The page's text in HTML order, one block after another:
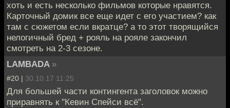
хоть и есть несколько фильмов которые нравятся.
Карточный домик все еще идет с его участием? как
там с сюжетом если вкратце? а то этот творящийся
нелогичный бред + рояль на рояле закончил
смотреть на 2-3 сезоне.
LAMBADA »
#20 | 30.10.17 11:25
Для большей части контингента заголовок можно
приравнять к "Кевин Спейси всё".